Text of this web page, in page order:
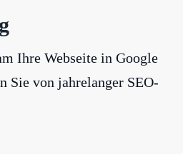
Ihre Webseite in Google
Sie von jahrelanger SEO-